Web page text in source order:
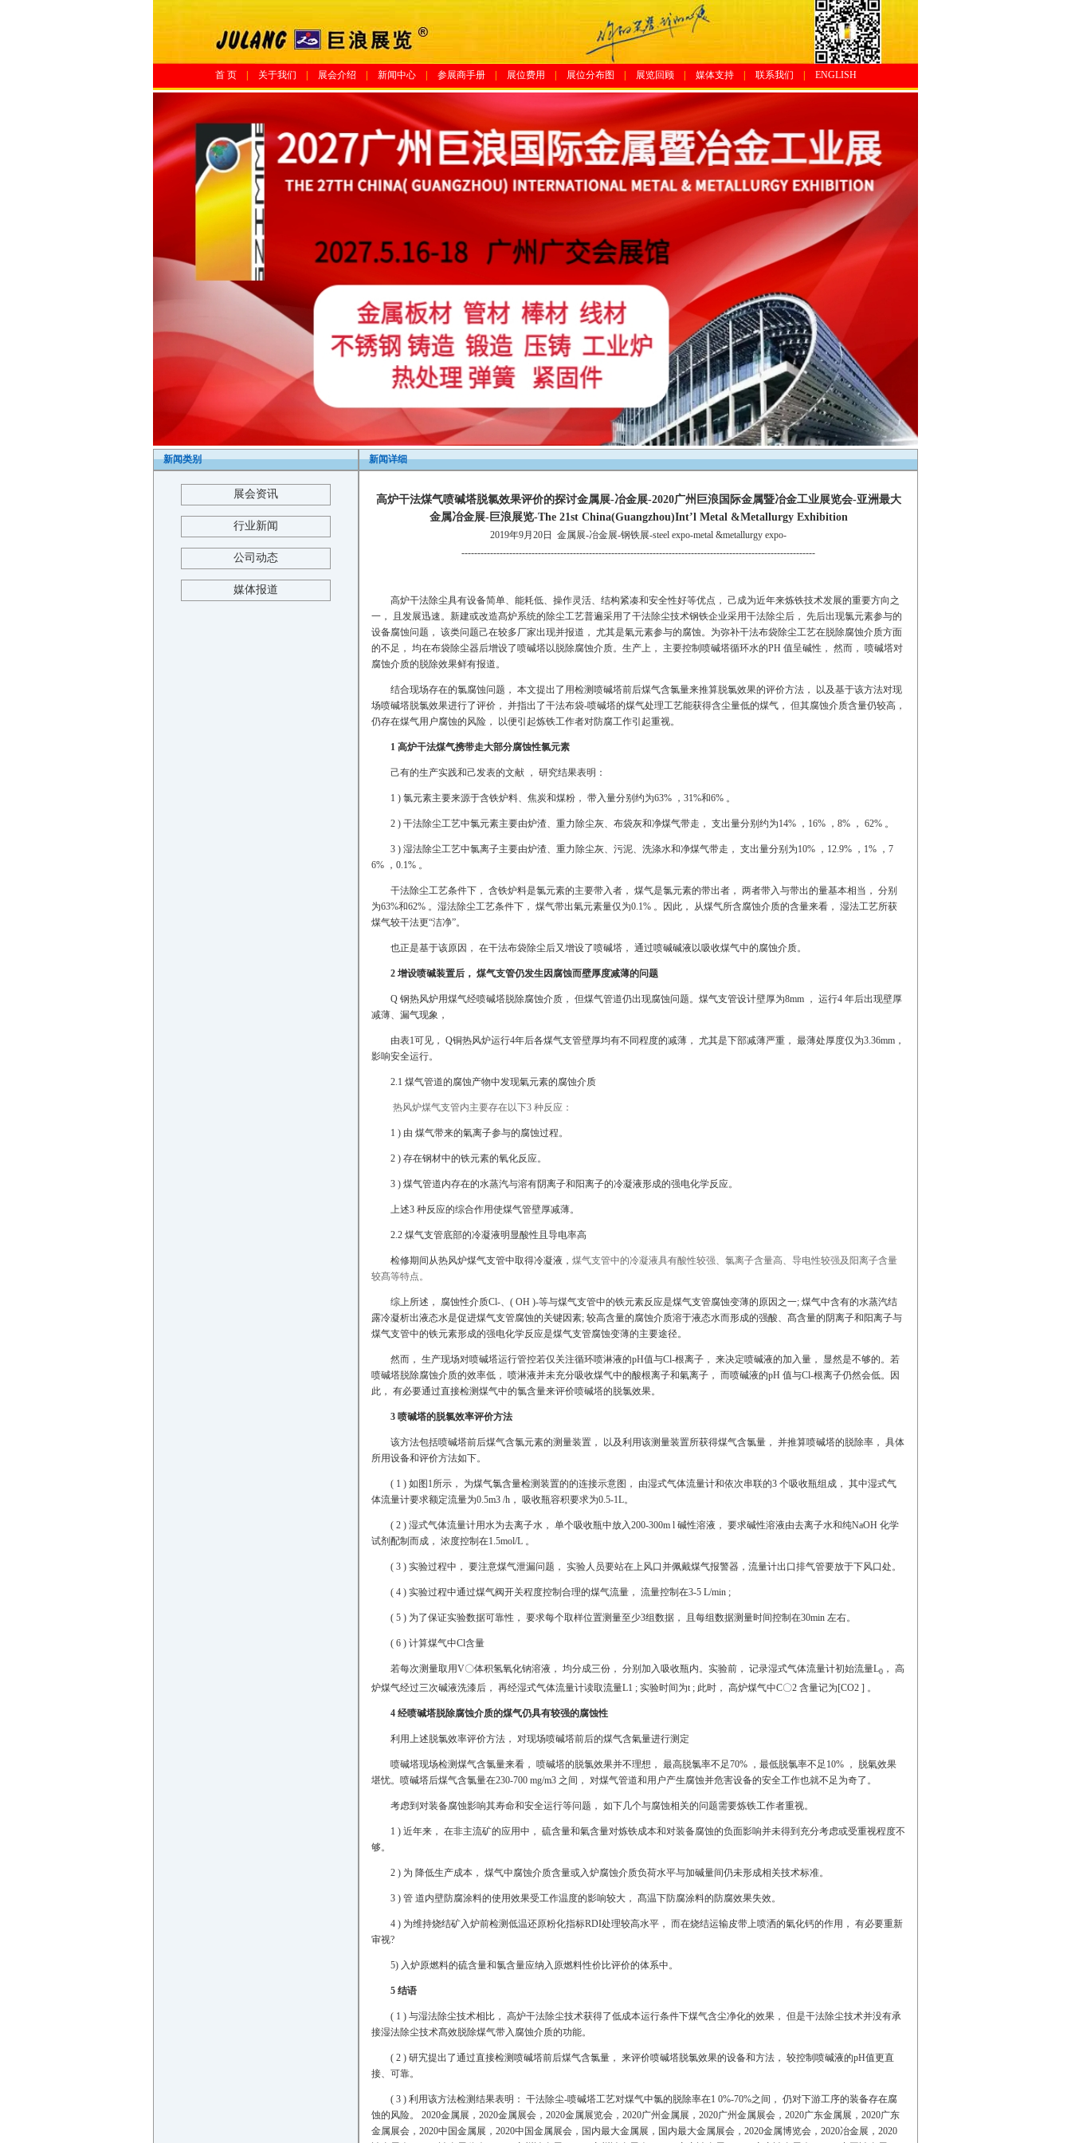
首 页 关于我们 展会介绍 新闻中心 参展商手册| 展位费用 展位分布图 展览回顾 媒体支持| 联系我们 ENGLISH
新闻类别
展会资讯
行业新闻
公司动态
媒体报道
新闻详细
高炉干法煤气喷碱塔脱氯效果评价的探讨金属展-冶金展-2020广州巨浪国际金属暨冶金工业展览会-亚洲最大
金属冶金展-巨浪展览-The 21st China(Guangzhou)Int’l Metal &Metallurgy Exhibition
2019年9月20日
金属展-冶金展-钢铁展-steel expo-metal &metallurgy expo-
---------------------------------------------------------------------------------------------------------------
高炉干法除尘具有设备简单、能耗低、操作灵活、结构紧凑和安全性好等优点， 己成为近年来炼铁技术发展的重要方向之
一， 且发展迅速。新建或改造髙炉系统的除尘工艺普遍采用了干法除尘技术钢铁企业采用干法除尘后， 先后出现氯元素参与的
设备腐蚀问题， 该类问题己在较多厂家出现并报道， 尤其是氣元素参与的腐蚀。为弥补干法布袋除尘工艺在脱除腐蚀介质方面
的不足， 均在布袋除尘器后增设了喷碱塔以脱除腐蚀介质。生产上， 主要控制喷碱塔循环水的PH 值呈碱性， 然而， 喷碱塔对
腐蚀介质的脱除效果鲜有报道。
结合现场存在的氯腐蚀问题， 本文提出了用检测喷碱塔前后煤气含氯量来推算脱氯效果的评价方法， 以及基于该方法对现
场喷碱塔脱氯效果进行了评价， 并指出了干法布袋-喷碱塔的煤气处理工艺能获得含尘量低的煤气， 但其腐蚀介质含量仍较高，
仍存在煤气用户腐蚀的风险， 以便引起炼铁工作者对防腐工作引起重视。
1 高炉干法煤气携带走大部分腐蚀性氯元素
己有的生产实践和己发表的文献 ， 研究结果表明：
1 ) 氯元素主要来源于含铁炉料、焦炭和煤粉， 带入量分别约为63% ，31%和6% 。
2 ) 干法除尘工艺中氯元素主要由炉渣、重力除尘灰、布袋灰和净煤气带走， 支出量分别约为14% ，16% ，8% ， 62% 。
3 ) 湿法除尘工艺中氯离子主要由炉渣、重力除尘灰、污泥、洗涤水和净煤气带走， 支出量分别为10% ，12.9% ，1% ，7
6% ，0.1% 。
干法除尘工艺条件下， 含铁炉料是氯元素的主要带入者， 煤气是氯元素的带出者， 两者带入与带出的量基本相当， 分别
为63%和62% 。湿法除尘工艺条件下， 煤气带出氣元素量仅为0.1% 。因此， 从煤气所含腐蚀介质的含量来看， 湿法工艺所获
煤气较干法更“洁净”。
也正是基于该原因， 在干法布袋除尘后又增设了喷碱塔， 通过喷碱碱液以吸收煤气中的腐蚀介质。
2 增设喷碱装置后， 煤气支管仍发生因腐蚀而壁厚度减薄的问题
Q 钢热风炉用煤气经喷碱塔脱除腐蚀介质， 但煤气管道仍出现腐蚀问题。煤气支管设计壁厚为8mm ， 运行4 年后出现壁厚
减薄、漏气现象，
由表1可见， Q铜热风炉运行4年后各煤气支管壁厚均有不同程度的减薄， 尤其是下部减薄严重， 最薄处厚度仅为3.36mm，
影响安全运行。
2.1 煤气管道的腐蚀产物中发现氣元素的腐蚀介质
热风炉煤气支管内主要存在以下3 种反应：
1 ) 由 煤气带来的氣离子参与的腐蚀过程。
2 ) 存在钢材中的铁元素的氧化反应。
3 ) 煤气管道内存在的水蒸汽与溶有阴离子和阳离子的冷凝液形成的强电化学反应。
上述3 种反应的综合作用使煤气管壁厚减薄。
2.2 煤气支管底部的冷凝液明显酸性且导电率高
检修期间从热风炉煤气支管中取得冷凝液， 煤气支管中的冷凝液具有酸性较强、氯离子含量高、导电性较强及阳离子含量
较髙等特点。
综上所述， 腐蚀性介质Cl-、( OH )-等与煤气支管中的铁元素反应是煤气支管腐蚀变薄的原因之一; 煤气中含有的水蒸汽结
露冷凝析出液态水是促进煤气支管腐蚀的关键因素; 较高含量的腐蚀介质溶于液态水而形成的强酸、髙含量的阴离子和阳离子与
煤气支管中的铁元素形成的强电化学反应是煤气支管腐蚀变薄的主要途径。
然而， 生产现场对喷碱塔运行管控若仅关注循环喷淋液的pH值与Cl-根离子， 来决定喷碱液的加入量， 显然是不够的。若
喷碱塔脱除腐蚀介质的效率低， 喷淋液并未充分吸收煤气中的酸根离子和氣离子， 而喷碱液的pH 值与Cl-根离子仍然会低。因
此， 有必要通过直接检测煤气中的氯含量来评价喷碱塔的脱氯效果。
3 喷碱塔的脱氯效率评价方法
该方法包括喷碱塔前后煤气含氯元素的测量装置， 以及利用该测量装置所获得煤气含氯量， 并推算喷碱塔的脱除率， 具体
所用设备和评价方法如下。
( 1 ) 如图1所示， 为煤气氯含量检测装置的的连接示意图， 由湿式气体流量计和依次串联的3 个吸收瓶组成， 其中湿式气
体流量计要求额定流量为0.5m3 /h， 吸收瓶容积要求为0.5-1L。
( 2 ) 湿式气体流量计用水为去离子水， 单个吸收瓶中放入200-300m l 碱性溶液， 要求碱性溶液由去离子水和纯NaOH 化学
试剂配制而成， 浓度控制在1.5mol/L 。
( 3 ) 实验过程中， 要注意煤气泄漏问题， 实验人员要站在上风口并佩戴煤气报警器，流量计出口排气管要放于下风口处。
( 4 ) 实验过程中通过煤气阀开关程度控制合理的煤气流量， 流量控制在3-5 L/min ;
( 5 ) 为了保证实验数据可靠性， 要求每个取样位置测量至少3组数据， 且每组数据测量时间控制在30min 左右。
( 6 ) 计算煤气中Cl含量
若每次测量取用V〇体积氢氧化钠溶液， 均分成三份， 分别加入吸收瓶内。实验前， 记录湿式气体流量计初始流量L0 ， 高
炉煤气经过三次碱液洗漆后， 再经湿式气体流量计读取流量L1 ; 实验时间为t ; 此时， 高炉煤气中C〇2 含量记为[CO2 ] 。
4 经喷碱塔脱除腐蚀介质的煤气仍具有较强的腐蚀性
利用上述脱氯效率评价方法， 对现场喷碱塔前后的煤气含氣量进行测定
喷碱塔现场检测煤气含氯量来看， 喷碱塔的脱氯效果并不理想， 最高脱氯率不足70% ，最低脱氯率不足10% ， 脱氣效果
堪忧。喷碱塔后煤气含氯量在230-700 mg/m3 之间， 对煤气管道和用户产生腐蚀并危害设备的安全工作也就不足为奇了。
考虑到对装备腐蚀影响其寿命和安全运行等问题， 如下几个与腐蚀相关的问题需要炼铁工作者重视。
1 ) 近年来， 在非主流矿的应用中， 硫含量和氣含量对炼铁成本和对装备腐蚀的负面影响并未得到充分考虑或受重视程度不
够。
2 ) 为 降低生产成本， 煤气中腐蚀介质含量或入炉腐蚀介质负荷水平与加碱量间仍未形成相关技术标准。
3 ) 管 道内壁防腐涂料的使用效果受工作温度的影响较大， 髙温下防腐涂料的防腐效果失效。
4 ) 为维持烧结矿入炉前检测低温还原粉化指标RDI处理较高水平， 而在烧结运输皮带上喷洒的氣化钙的作用， 有必要重新
审视?
5) 入炉原燃料的硫含量和氯含量应纳入原燃料性价比评价的体系中。
5 结语
( 1 ) 与湿法除尘技术相比， 高炉干法除尘技术获得了低成本运行条件下煤气含尘净化的效果， 但是干法除尘技术并没有承
接湿法除尘技术髙效脱除煤气带入腐蚀介质的功能。
( 2 ) 研宄提出了通过直接检测喷碱塔前后煤气含氯量， 来评价喷碱塔脱氯效果的设备和方法， 较控制喷碱液的pH值更直
接、可靠。
( 3 ) 利用该方法检测结果表明： 干法除尘-喷碱塔工艺对煤气中氯的脱除率在1 0%-70%之间， 仍对下游工序的装备存在腐
蚀的风险。 2020金属展， 2020金属展会， 2020金属展览会， 2020广州金属展， 2020广州金属展会， 2020广东金属展， 2020广东
金属展会， 2020中国金属展， 2020中国金属展会，国内最大金属展，国内最大金属展会， 2020金属博览会， 2020冶金展， 2020